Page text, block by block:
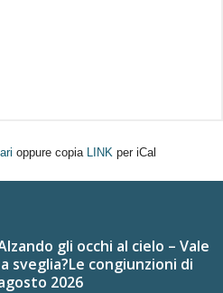
oppure copia LINK per iCal
gli occhi al cielo – Vale
sveglia?Le congiunzioni di
2026